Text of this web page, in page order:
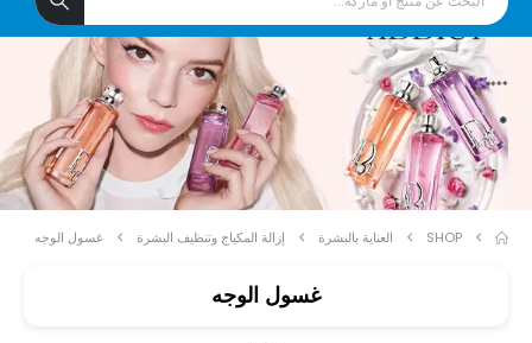
****
*
SHOP العناية بالبشرة إزالة المكياج وتنظيف البشرة غسول الوجه
غسول الوجه